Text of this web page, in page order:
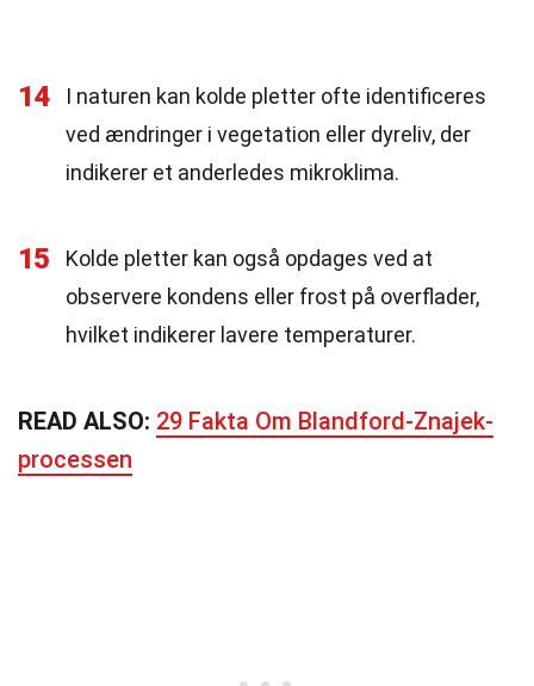
14
I naturen kan kolde pletter ofte identificeres
ved ændringer i vegetation eller dyreliv, der
indikerer et anderledes mikroklima.
15
Kolde pletter kan også opdages ved at
observere kondens eller frost på overflader,
hvilket indikerer lavere temperaturer.
READ ALSO: 29 Fakta Om Blandford-Znajek-
processen